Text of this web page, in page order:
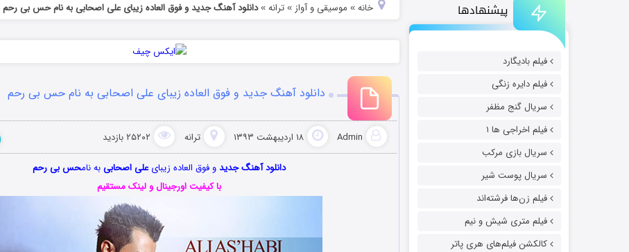
پیشنهادها
فیلم بادیگارد
فیلم دایره زنگی
سریال گنج مظفر
فیلم اخراجی ها ۱
سریال بازی مرکب
سریال پوست شیر
فیلم زن‌ها فرشته‌اند
فیلم متری شیش و نیم
کالکشن فیلم‌های هری پاتر
خانه» موسیقی و آواز » ترانه»دانلود آهنگ جدید و فوق العاده زیبای علی اصحابی به نام حس بی رحم
دانلود آهنگ جدید و فوق العاده زیبای علی اصحابی به نام حس بی رحم
Admin ۱۸ اردیبهشت ۱۳۹۳ ترانه ۲۵۲۰۲ بازدید
دانلود آهنگ جدیدو فوق العاده زیبایعلی اصحابیبه نامحس بی رحم
با کیفیت اورجینال و لینک مستقیم